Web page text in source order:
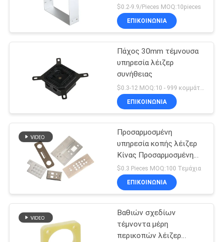
ΕΡΓΟΣΤΆΣΙΟ
ΈΛΕΓΧΟΣ
ΠΟΙΌΤΗΤΑΣ
ΕΠΙΚΟΙΝΩΝΉΣΤΕ
ΜΑΣ
ΕΙΔΉΣΕΙΣ
ΖΗΤΉΣΤΕ
ΜΙΑ
ΠΡΟΣΦΟΡΆ
γυρισμένα cnc
συστατικά
CNC μέρη τιτανίου
35
$0.2-9.9/Pieces MOQ:10pieces
ΕΠΙΚΟΙΝΩΝΊΑ
Πάχος 30mm τέμνουσα
υπηρεσία λέιζερ
συνήθειας
ΕΠΙΚΟΙΝΩΝΊΑ
Προσαρμοσμένη
υπηρεσία κοπής λέιζερ
Κίνας Προσαρμοσμένη
κατασκευή σφράγισης
$0.3 Pieces MOQ:100 Τεμάχια
ΕΠΙΚΟΙΝΩΝΊΑ
Βαθιών σχεδίων
τέμνοντα μέρη
περικοπών λέιζερ